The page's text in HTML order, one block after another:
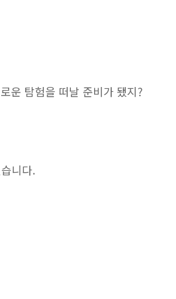
운 탐험을 떠날 준비가 됐지?
니다.